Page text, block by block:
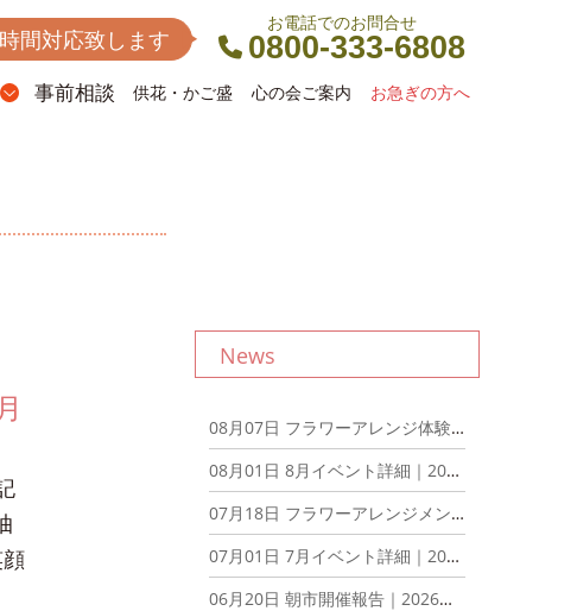
間対応致します
お電話でのお問合せ
0800-333-6808
事前相談 供花・かご盛 心の会ご案内 お急ぎの方へ
News
08月07日 フラワーアレンジ体験を開催しました！｜2026年8月7日
08月01日 8月イベント詳細｜2026年8月1日
07月18日 フラワーアレンジメント教室を開催しました！｜2026年6月20日
07月01日 7月イベント詳細｜2026年7月1日
06月20日 朝市開催報告｜2026年6月20日